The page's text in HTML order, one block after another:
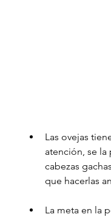
Las ovejas
atención, se la
cabezas
que hacerlas
La meta en la